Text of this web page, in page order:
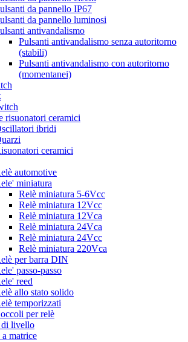
da pannello IP67
da pannello luminosi
antivandalismo
Pulsanti antivandalismo senza autoritorno
(stabili)
Pulsanti antivandalismo con autoritorno
(momentanei)
risuonatori ceramici
ibridi
ceramici
automotive
miniatura
Relè miniatura 5-6Vcc
Relè miniatura 12Vcc
Relè miniatura 12Vca
Relè miniatura 24Vca
Relè miniatura 24Vcc
Relè miniatura 220Vca
per barra DIN
passo-passo
reed
allo stato solido
temporizzati
per relè
di livello
a matrice